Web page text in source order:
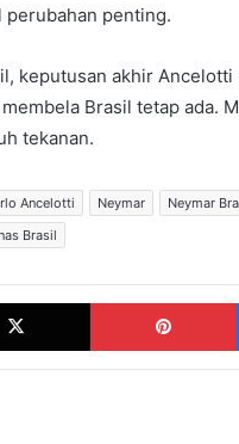
perubahan penting.
keputusan akhir
Brasil tetap ada.
tekanan.
Ancelotti Neymar Neymar
Brasil
X